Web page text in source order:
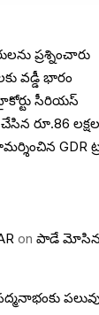
ప్రశ్నించారు
వడ్డీ భారం
సీరియస్
రూ.86 లక్షల
GDR
onపాడే మోసిన